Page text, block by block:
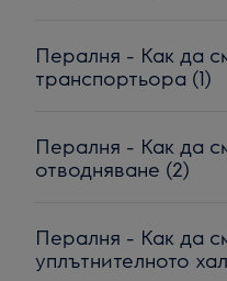
Пералня - Как да
транспортьора (1)
Пералня - Как да
отводняване (2)
Пералня - Как да
уплътнителното